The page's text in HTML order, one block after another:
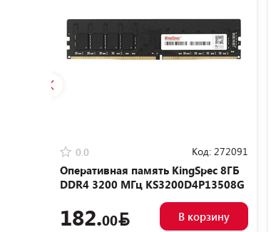
0.0 Код: 272091
Оперативная память KingSpec 8ГБ
DDR4 3200 МГц KS3200D4P13508G
182.00 В корзину